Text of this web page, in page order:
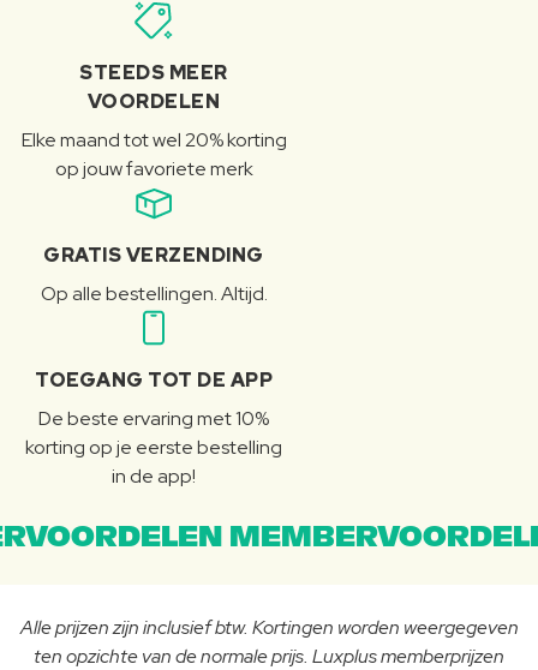
STEEDS MEER
VOORDELEN
Elke maand tot wel 20% korting
op jouw favoriete merk
GRATIS VERZENDING
Op alle bestellingen. Altijd.
TOEGANG TOT DE APP
De beste ervaring met 10%
korting op je eerste bestelling
in de app!
Alle prijzen zijn inclusief btw. Kortingen worden weergegeven
ten opzichte van de normale prijs. Luxplus memberprijzen